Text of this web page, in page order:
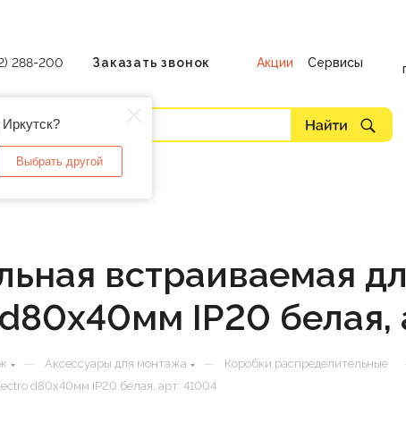
Выбрать другой
288-200 Заказать звонок Акции Сервисы
встраиваемая
IP20 белая,
— Аксессуары для монтажа — Коробки распределительные
d80х40мм IP20 белая, арт. 41004